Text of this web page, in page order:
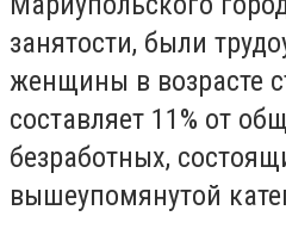
занятости, были
женщины в возрасте
составляет 11% от
безработных,
вышеупомянутой